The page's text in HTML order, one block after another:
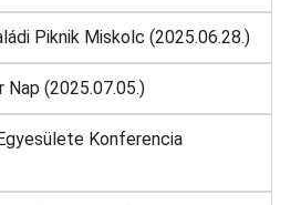
Piknik Miskolc (2025.06.28.)
Nap (2025.07.05.)
Konferencia